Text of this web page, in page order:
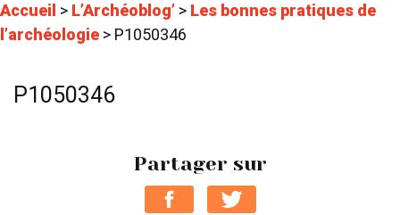
Accueil > L’Archéoblog’ > Les bonnes pratiques de
l’archéologie > P1050346
P1050346
Partager sur